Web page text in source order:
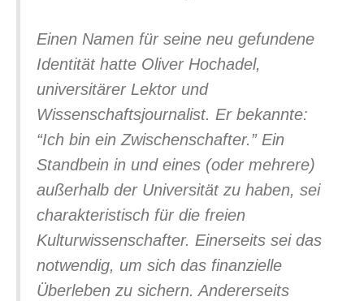
Einen Namen für seine neu gefundene
Identität hatte Oliver Hochadel,
universitärer Lektor und
Wissenschaftsjournalist. Er bekannte:
“Ich bin ein Zwischenschafter.” Ein
Standbein in und eines (oder mehrere)
außerhalb der Universität zu haben, sei
charakteristisch für die freien
Kulturwissenschafter. Einerseits sei das
notwendig, um sich das finanzielle
Überleben zu sichern. Andererseits